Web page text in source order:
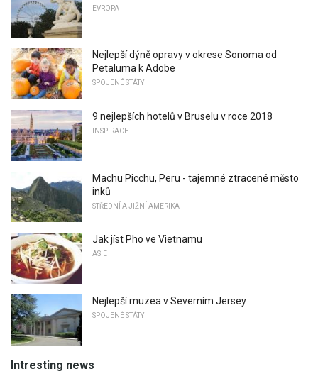
EVROPA
Nejlepší dýně opravy v okrese Sonoma od
Petaluma k Adobe
SPOJENÉ STÁTY
9 nejlepších hotelů v Bruselu v roce 2018
INSPIRACE
Machu Picchu, Peru - tajemné ztracené město
inků
STŘEDNÍ A JIŽNÍ AMERIKA
Jak jíst Pho ve Vietnamu
ASIE
Nejlepší muzea v Severním Jersey
SPOJENÉ STÁTY
Intresting news